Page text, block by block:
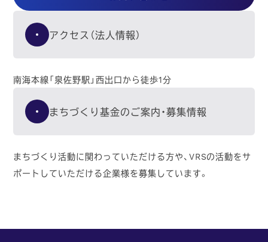
アクセス（法人情報）
南海本線「泉佐野駅」西出口から徒歩1分
まちづくり基金のご案内・募集情報
まちづくり活動に関わっていただける方や、VRSの活動をサ
ポートしていただける企業様を募集しています。